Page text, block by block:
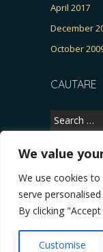
We value
We use cookies
serve
By clicking
Customise
April 2017
December
October
CAUTARE
Search
for:
Copyright ©
Patria, parlamentarele și
Themes